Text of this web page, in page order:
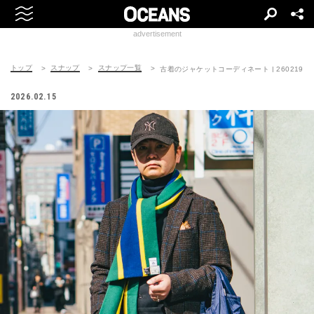
advertisement
トップ スナップ スナップ一覧 古着のジャケットコーディネート | 260219-
2026.02.15